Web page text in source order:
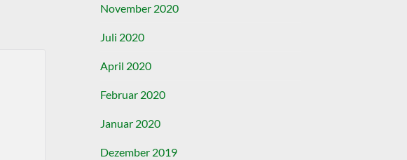
November 2020
Juli 2020
April 2020
Februar 2020
Januar 2020
Dezember 2019